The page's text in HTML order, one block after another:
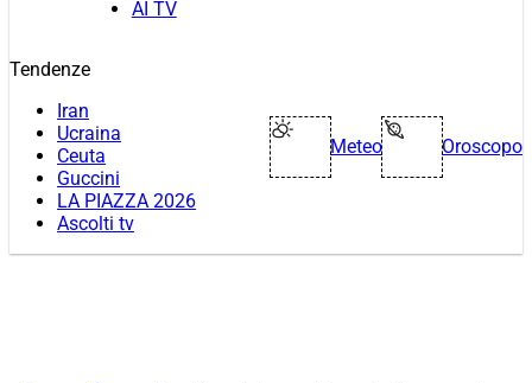
AI TV
Tendenze
Iran
Ucraina
Ceuta
Guccini
LA PIAZZA 2026
Ascolti tv
Meteo Oroscopo